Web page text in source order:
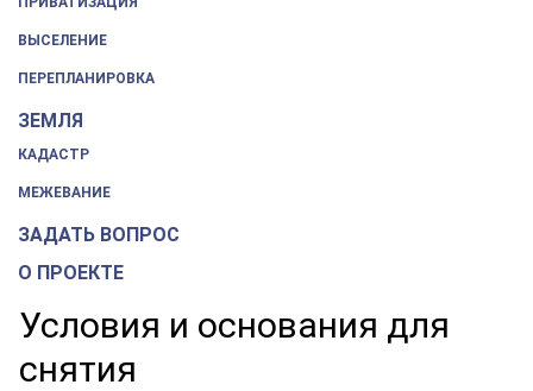
ВЫСЕЛЕНИЕ
ПЕРЕПЛАНИРОВКА
ЗЕМЛЯ
КАДАСТР
МЕЖЕВАНИЕ
ЗАДАТЬ ВОПРОС
О ПРОЕКТЕ
Условия и основания для
снятия